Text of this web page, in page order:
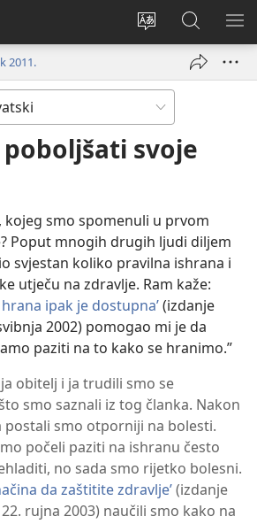
Promijeni
Prijava
(otvara
prozor)
JW.ORG
|
Pretraga
2011.
svoje
kojeg smo spomenuli u prvom
Poput mnogih drugih ljudi diljem
svjestan koliko pravilna ishrana i
utječu na zdravlje. Ram kaže:
ipak je dostupna’(izdanje
2002) pomogao mi je da
paziti na to kako se hranimo.”
obitelj i ja trudili smo se
smo saznali iz tog članka. Nakon
postali smo otporniji na bolesti.
počeli paziti na ishranu često
no sada smo rijetko bolesni.
da zaštitite zdravlje’(izdanje
rujna 2003) naučili smo kako na